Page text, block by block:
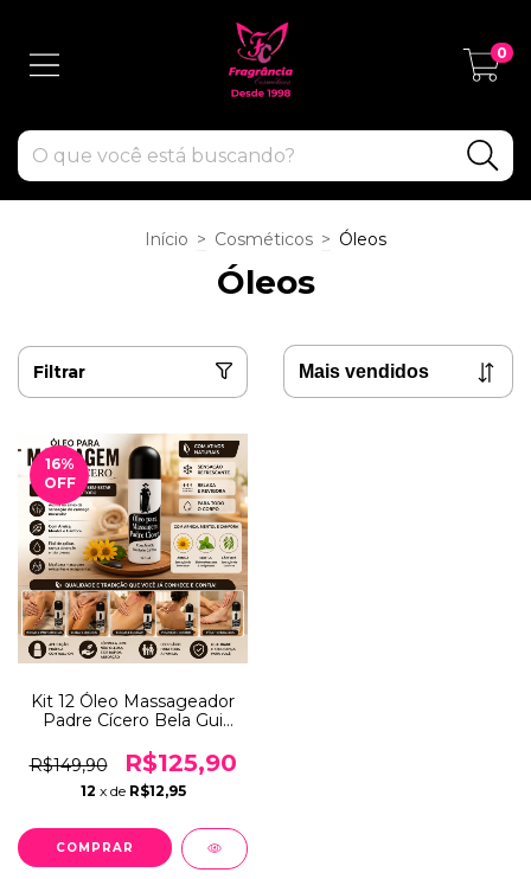
0
Início > Cosméticos > Óleos
Óleos
Filtrar
16%
OFF
Kit 12 Óleo Massageador
Padre Cícero Bela Gui
Arnica Mentol Cânfora
R$149,90 R$125,90
12 x de R$12,95